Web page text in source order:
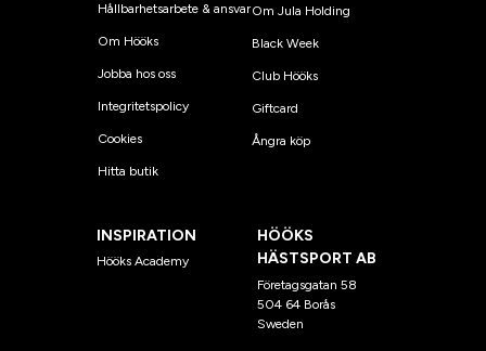
Hållbarhetsarbete & ansvar
Om Hööks
Jobba hos oss
Integritetspolicy
Cookies
Hitta butik
Om Jula Holding
Black Week
Club Hööks
Giftcard
Ångra köp
INSPIRATION
Hööks Academy
HÖÖKS
HÄSTSPORT AB
Företagsgatan 58
504 64 Borås
Sweden